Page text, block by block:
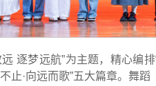
逐梦远航”为主题，精心编排
不止·向远而歌”五大篇章。舞